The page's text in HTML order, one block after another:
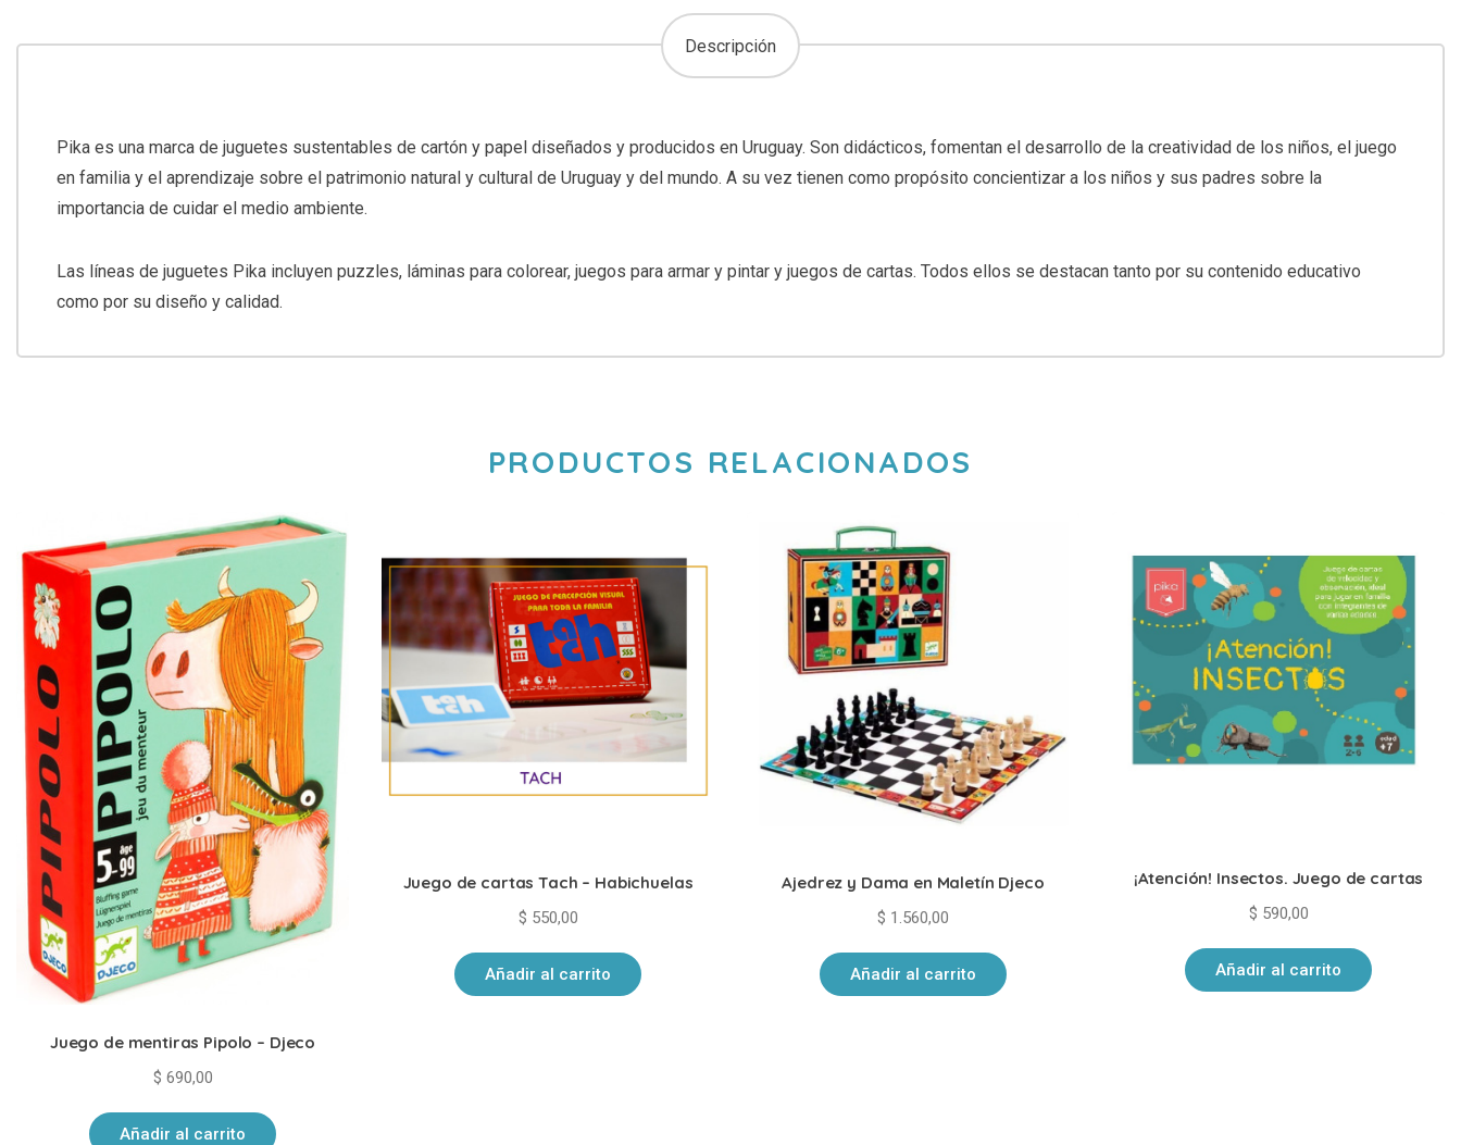
Descripción
Pika es una marca de juguetes sustentables de cartón y papel diseñados y producidos en Uruguay. Son didácticos, fomentan el desarrollo de la creatividad de los niños, el juego
en familia y el aprendizaje sobre el patrimonio natural y cultural de Uruguay y del mundo. A su vez tienen como propósito concientizar a los niños y sus padres sobre la
importancia de cuidar el medio ambiente.
Las líneas de juguetes Pika incluyen puzzles, láminas para colorear, juegos para armar y pintar y juegos de cartas. Todos ellos se destacan tanto por su contenido educativo
como por su diseño y calidad.
PRODUCTOS RELACIONADOS
Juego de mentiras Pipolo – Djeco
$ 690,00
Añadir al carrito
Juego de cartas Tach – Habichuelas
$ 550,00
Añadir al carrito
Ajedrez y Dama en Maletín Djeco
$ 1.560,00
Añadir al carrito
¡Atención! Insectos. Juego de cartas
$ 590,00
Añadir al carrito